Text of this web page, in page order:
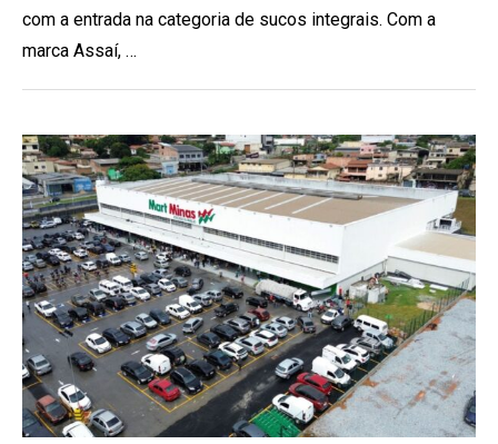
com a entrada na categoria de sucos integrais. Com a
marca Assaí, …